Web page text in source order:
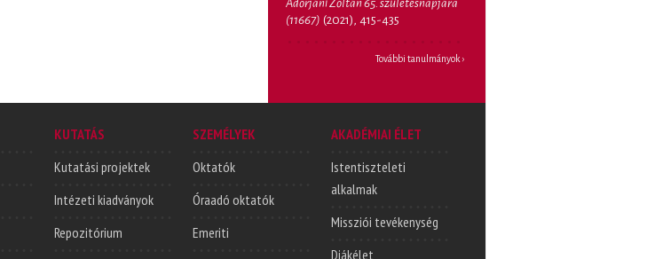
Adorjáni Zoltán 65. születésnapjára
(11667) (2021), 415-435
További tanulmányok ›
KUTATÁS
Kutatási projektek
Intézeti kiadványok
Repozitórium
SZEMÉLYEK
Oktatók
Óraadó oktatók
Emeriti
AKADÉMIAI ÉLET
Istentiszteleti
alkalmak
Missziói tevékenység
Diákélet